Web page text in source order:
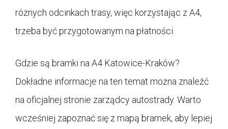
różnych odcinkach trasy, więc korzystając z A4,
trzeba być przygotowanym na płatności.
Gdzie są bramki na A4 Katowice-Kraków?
Dokładne informacje na ten temat można znaleźć
na oficjalnej stronie zarządcy autostrady. Warto
wcześniej zapoznać się z mapą bramek, aby lepiej